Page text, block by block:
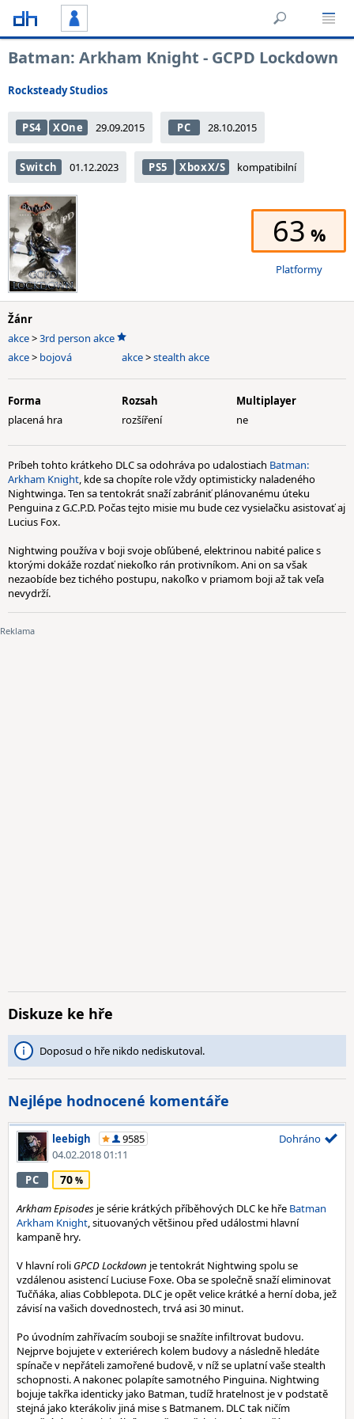
Batman: Arkham Knight - GCPD Lockdown
Rocksteady Studios
PS4 XOne 29.09.2015 PC 28.10.2015
Switch 01.12.2023 PS5 XboxX/S kompatibilní
63
Platformy
Žánr
akce>3rd person akce
akce> bojová akce>stealth akce
Forma
placená hra
Rozsah
rozšíření
Multiplayer
ne
Príbeh tohto krátkeho DLC sa odohráva po udalostiach Batman:
Arkham Knight, kde sa chopíte role vždy optimisticky naladeného
Nightwinga. Ten sa tentokrát snaží zabrániť plánovanému úteku
Penguina z G.C.P.D. Počas tejto misie mu bude cez vysielačku asistovať aj
Lucius Fox.
Nightwing používa v boji svoje obľúbené, elektrinou nabité palice s
ktorými dokáže rozdať niekoľko rán protivníkom. Ani on sa však
nezaobíde bez tichého postupu, nakoľko v priamom boji až tak veľa
nevydrží.
Diskuze ke hře
Doposud o hře nikdo nediskutoval.
Nejlépe hodnocené komentáře
leebigh
9585
04.02.2018 01:11
Dohráno
PC 70
Arkham Episodes je série krátkých příběhových DLC ke hře Batman
Arkham Knight, situovaných většinou před událostmi hlavní
kampaně hry.
V hlavní roli GPCD Lockdown je tentokrát Nightwing spolu se
vzdálenou asistencí Luciuse Foxe. Oba se společně snaží eliminovat
Tučňáka, alias Cobblepota. DLC je opět velice krátké a herní doba, jež
závisí na vašich dovednostech, trvá asi 30 minut.
Po úvodním zahřívacím souboji se snažíte infiltrovat budovu.
Nejprve bojujete v exteriérech kolem budovy a následně hledáte
spínače v nepřáteli zamořené budově, v níž se uplatní vaše stealth
schopnosti. A nakonec polapíte samotného Pinguina. Nightwing
bojuje takřka identicky jako Batman, tudíž hratelnost je v podstatě
stejná jako kterákoliv jiná mise s Batmanem. DLC tak ničím